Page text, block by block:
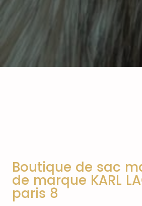
Boutique de sac
de marque KARL
paris 8